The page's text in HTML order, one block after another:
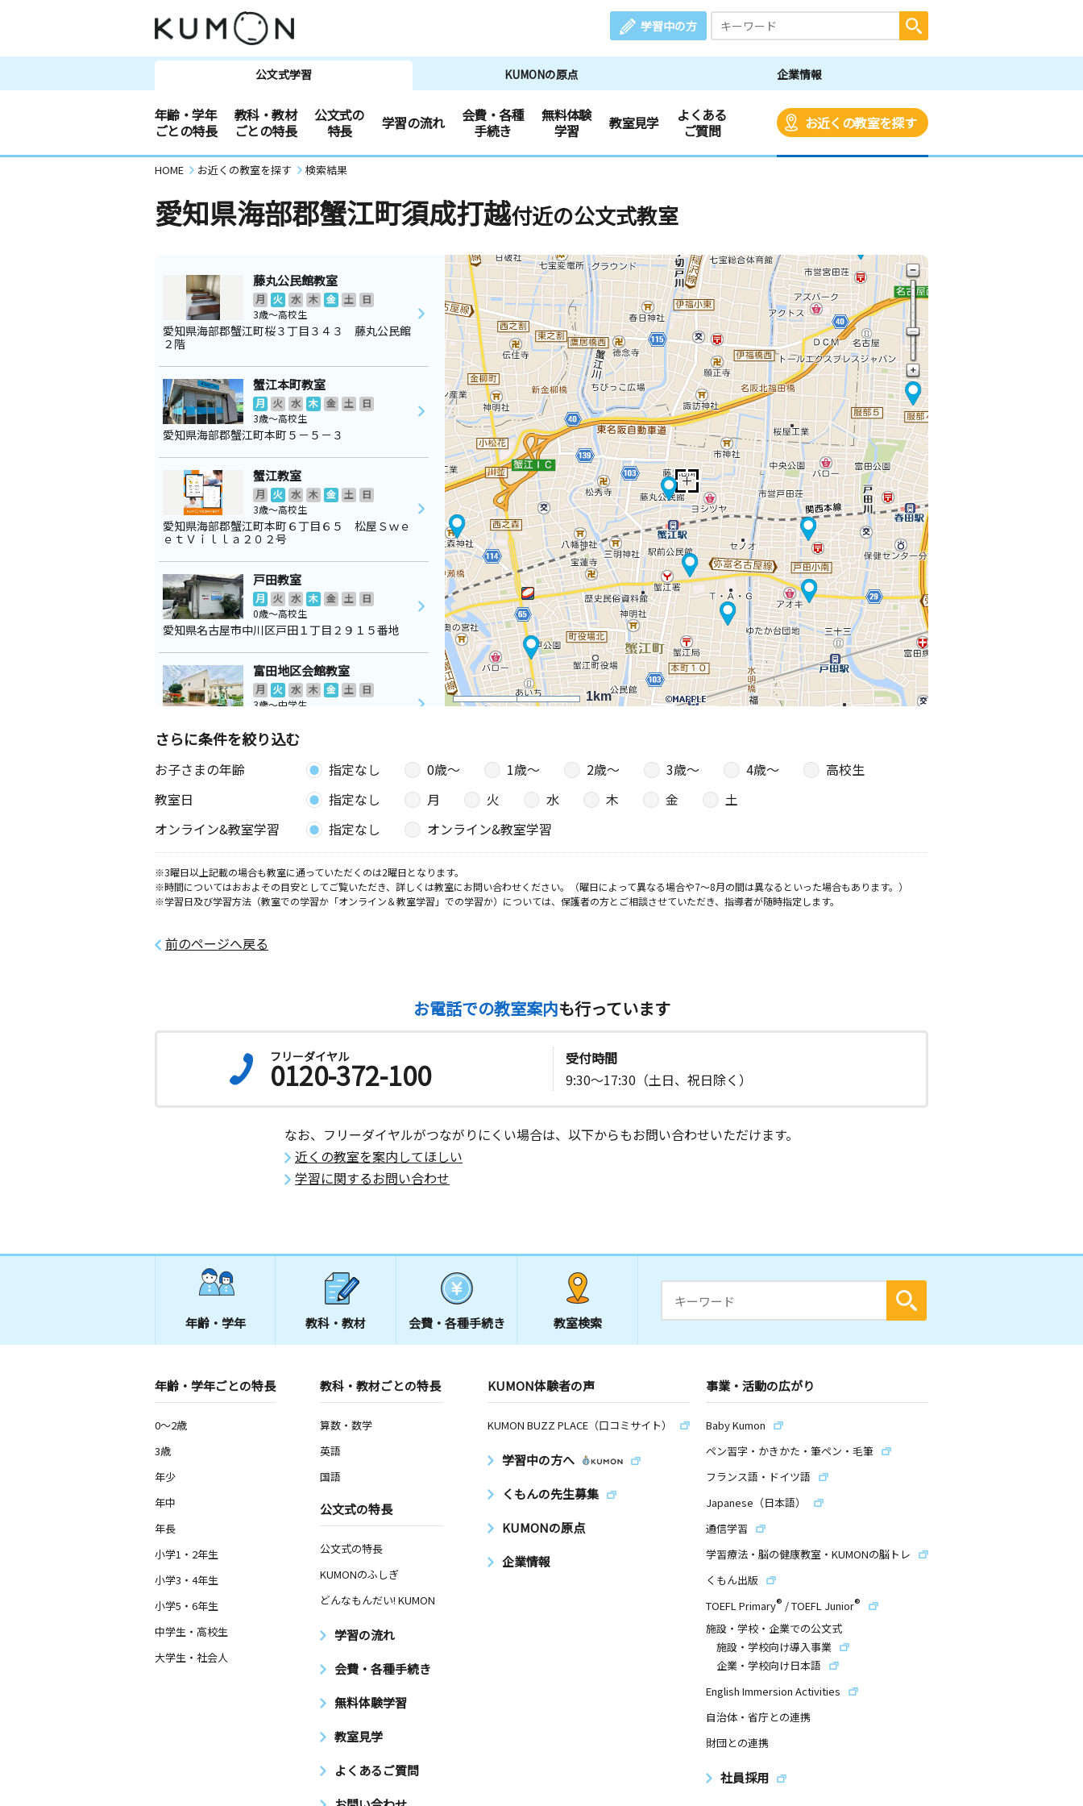
学習中の方
公文式学習 KUMONの原点 企業情報
年齢・学年
ごとの特長
教科・教材
ごとの特長
公文式の
特長
学習の流れ
会費・各種
手続き
無料体験
学習
教室見学
よくある
ご質問
お近くの教室を探す
HOME お近くの教室を探す 検索結果
愛知県海部郡蟹江町須成打越付近の公文式教室
1km
藤丸公民館教室
月 火 水 木 金 土
日
3歳～高校生
愛知県海部郡蟹江町桜３丁目３４３ 藤丸公民館
２階
蟹江本町教室
月 火 水 木 金 土
日
3歳～高校生
愛知県海部郡蟹江町本町５－５－３
蟹江教室
月 火 水 木 金 土
日
3歳～高校生
愛知県海部郡蟹江町本町６丁目６５ 松屋Ｓｗｅ
ｅｔＶｉｌｌａ２０２号
戸田教室
月 火 水 木 金 土
日
0歳～高校生
愛知県名古屋市中川区戸田１丁目２９１５番地
富田地区会館教室
月 火 水 木 金 土
日
3歳～中学生
（富田地区会館内）
木 金 土
日
愛知県海部郡蟹江町源氏４丁目２０ ２階
須西教室
月 火 水 木 金 土
日
0歳～高校生
デンスさくら１０１
あかぼし教室
3歳～高校生
さらに条件を絞り込む
お子さまの年齢 指定なし 0歳〜 1歳〜 2歳〜 3歳〜 4歳〜
高校生
教室日
指定なし 月 火 水 木 金
土
オンライン&教室学習
指定なし オンライン&教室学習
※3曜日以上記載の場合も教室に通っていただくのは2曜日となります。
※時間についてはおおよその目安としてご覧いただき、詳しくは教室にお問い合わせください。（曜日によって異なる場合や7～8月の間は異なるといった場合もあります。）
※学習日及び学習方法（教室での学習か「オンライン＆教室学習」での学習か）については、保護者の方とご相談させていただき、指導者が随時指定します。
前のページへ戻る
お電話での教室案内も行っています
フリーダイヤル
0120-372-100
受付時間
9:30～17:30（土日、祝日除く）
なお、フリーダイヤルがつながりにくい場合は、以下からもお問い合わせいただけます。
近くの教室を案内してほしい
学習に関するお問い合わせ
年齢・学年 教科・教材 会費・ 各種手続き 教室検索
年齢・学年ごとの特長
0～2歳
3歳
年少
年中
年長
小学1・2年生
小学3・4年生
小学5・6年生
中学生・高校生
大学生・社会人
教科・教材ごとの特長
算数・数学
英語
国語
公文式の特長
公文式の特長
KUMONのふしぎ
どんなもんだい! KUMON
学習の流れ
会費・各種手続き
無料体験学習
教室見学
よくあるご質問
KUMON体験者の声
KUMON BUZZ PLACE（口コミサイト）
学習中の方へ
くもんの先生募集
KUMONの原点
企業情報
事業・活動の広がり
Baby Kumon
ペン習字・かきかた・筆ペン・毛筆
フランス語・ドイツ語
Japanese（日本語）
通信学習
学習療法・脳の健康教室・KUMONの脳トレ
くもん出版
TOEFL Primary® /TOEFL Junior®
施設・学校・企業での公文式
施設・学校向け導入事業
企業・学校向け日本語
English Immersion Activities
自治体・省庁との連携
財団との連携
社員採用